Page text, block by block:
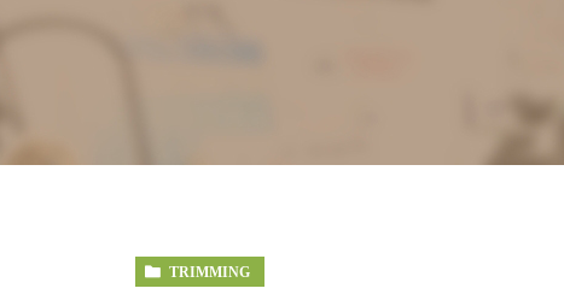
TRIMMING